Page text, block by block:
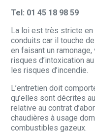
Tel: 01 45 18 98 59
La loi est très stricte en
conduits car il touche
en faisant un
risques d’intoxication
les risques d’incendie.
L’entretien doit
qu’elles sont décrites
relative au contrat
chaudières à usage
combustibles gazeux.